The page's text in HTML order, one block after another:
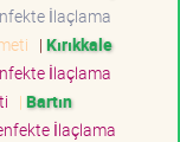
İlaçlama
| Kırıkkale
İlaçlama
| Bartın
İlaçlama